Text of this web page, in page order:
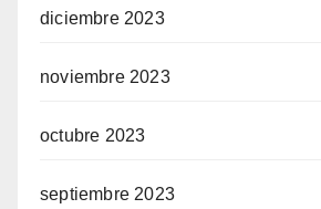
diciembre 2023
noviembre 2023
octubre 2023
septiembre 2023